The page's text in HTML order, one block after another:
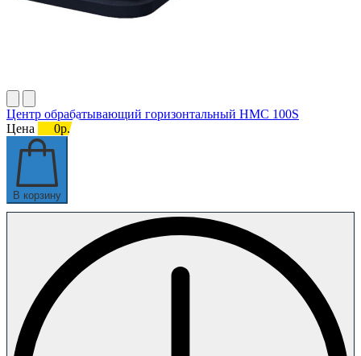
Центр обрабатывающий горизонтальный HMC 100S
Цена
0р.
В корзину